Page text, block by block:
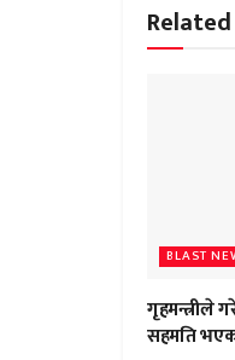
Related
BLAST
गृहमन्त्रीले
सहमति